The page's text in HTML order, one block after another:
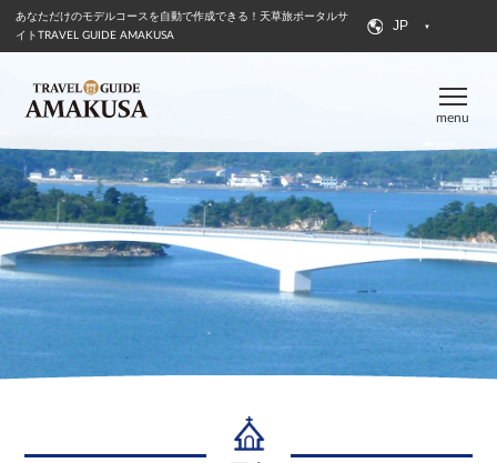
あなただけのモデルコースを自動で作成できる！ 天草旅ポータルサ
イトTRAVEL GUIDE AMAKUSA
JP
menu